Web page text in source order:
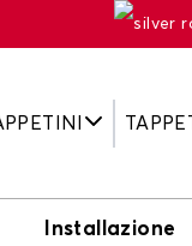
Installazione